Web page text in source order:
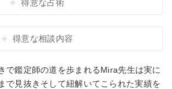
得意な占術
得意な相談内容
で鑑定師の道を歩まれるMira先生は実に
で見抜きそして紐解いてこられた実績を